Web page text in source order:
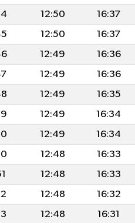
12:50 16:37
12:50 16:37
12:49 16:36
12:49 16:36
12:49 16:35
12:49 16:34
12:49 16:34
12:48 16:33
12:48 16:33
12:48 16:32
12:48 16:31